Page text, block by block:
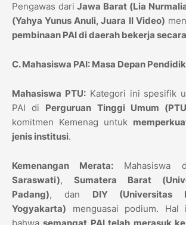
Pengawas dariJawa Barat (Lia
(Yahya Yunus Anuli, Juara II Video)
pembinaan PAI di daerah bekerja
C. Mahasiswa PAI: Masa Depan
Mahasiswa PTU:Kategori ini spesifik
PAI di Perguruan Tinggi Umum
komitmen Kemenag untuk
jenis institusi.
Kemenangan Merata: Mahasiswa
Saraswati), Sumatera Barat
Padang), dan DIY (Universitas
Yogyakarta) menguasai podium. Hal